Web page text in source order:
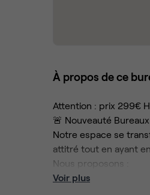
À propos de ce
Attention : prix 299€
🚨 Nouveauté
Notre espace se
attitré tout en ayant
Nous proposons :
💼 10 postes de
Voir plus